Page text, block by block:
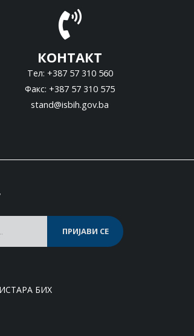
КОНТАКТ
Тел: +387 57 310 560
Факс: +387 57 310 575
stand@isbih.gov.ba
ПРИЈАВИ СЕ
БИХ